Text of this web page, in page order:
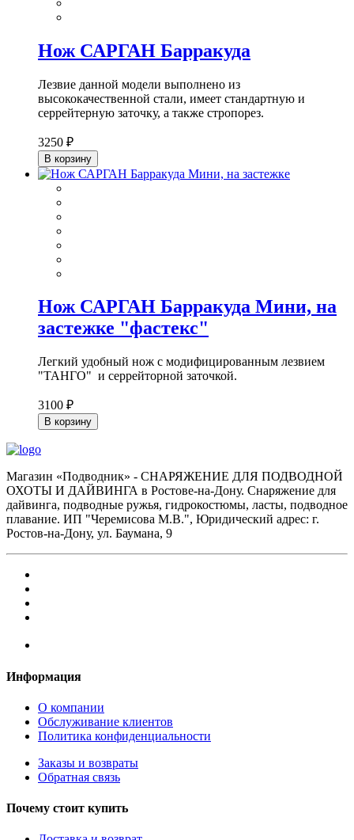
Нож САРГАН Барракуда
Лезвие данной модели выполнено из
высококачественной стали, имеет стандартную и
серрейтерную заточку, а также стропорез.
3250 ₽
В корзину
Нож САРГАН Барракуда Мини, на
застежке "фастекс"
Легкий удобный нож с модифицированным лезвием
"ТАНГО" и серрейторной заточкой.
3100 ₽
В корзину
Магазин «Подводник» - СНАРЯЖЕНИЕ ДЛЯ ПОДВОДНОЙ
ОХОТЫ И ДАЙВИНГА в Ростове-на-Дону. Снаряжение для
дайвинга, подводные ружья, гидрокостюмы, ласты, подводное
плавание. ИП "Черемисова М.В.", Юридический адрес: г.
Ростов-на-Дону, ул. Баумана, 9
Информация
О компании
Обслуживание клиентов
Политика конфиденциальности
Заказы и возвраты
Обратная связь
Почему стоит купить